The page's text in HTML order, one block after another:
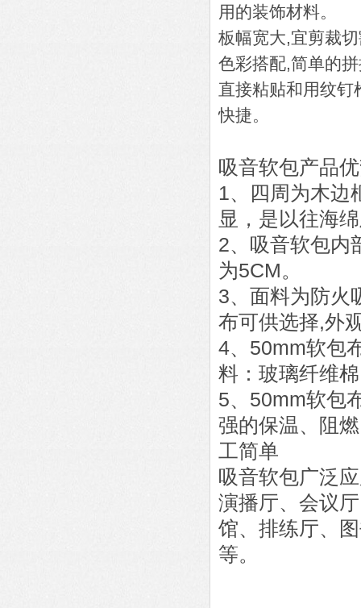
用的装饰材料。
板幅宽大,宜剪裁
色彩搭配,简单的
直接粘贴和用纹钉
快捷。
吸音软包产品
1、四周为木边
显，是以往海
2、吸音软包内
为5CM。
3、面料为防火
布可供选择,外
4、50mm软包
料：玻璃纤维
5、50mm软包
强的保温、阻
工简单
吸音软包广泛
演播厅、会议
馆、排练厅、
等。